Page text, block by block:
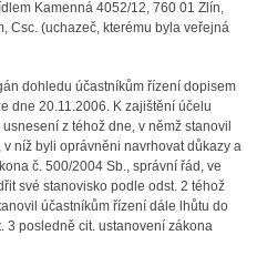
Kamenná 4052/12, 760 01 Zlín,
Csc. (uchazeč, kterému byla veřejná
dohledu účastníkům řízení dopisem
dne 20.11.2006. K zajištění účelu
z téhož dne, v němž stanovil
níž byli oprávněni navrhovat důkazy a
č. 500/2004 Sb., správní řád, ve
své stanovisko podle odst. 2 téhož
účastníkům řízení dále lhůtu do
3 posledně cit. ustanovení zákona